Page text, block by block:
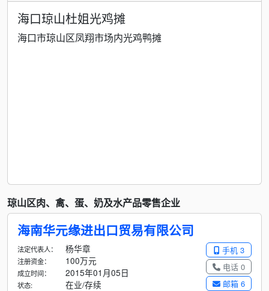
海口琼山杜姐光鸡摊
海口市琼山区凤翔市场内光鸡鸭摊
琼山区肉、禽、蛋、奶及水产品零售企业
海南华元缘进出口贸易有限公司
手机 3
电话 0
邮箱 6
法定代表人： 杨华章
注册资金： 100万元
成立时间： 2015年01月05日
状态: 在业/存续